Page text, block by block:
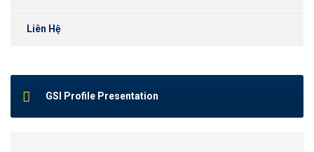
Liên Hệ
GSI Profile Presentation